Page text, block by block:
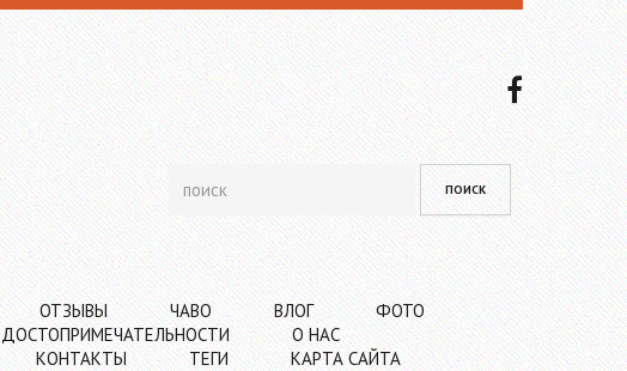
ОТЗЫВЫ ЧАВО ВЛОГ
ФОТО
ДОСТОПРИМЕЧАТЕЛЬНОСТИ
О НАС
КОНТАКТЫ ТЕГИ КАРТА САЙТА